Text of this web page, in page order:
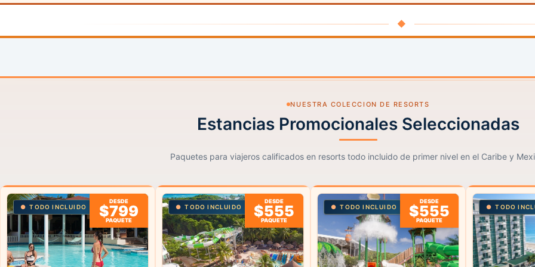
◆
NUESTRA COLECCION DE RESORTS
Estancias Promocionales Seleccionadas
Paquetes para viajeros calificados en resorts todo incluido de primer nivel en el Caribe y
TODO INCLUIDO
DESDE
$799
PAQUETE
TODO INCLUIDO
DESDE
$555
PAQUETE
TODO INCLUIDO
DESDE
$555
PAQUETE
TODO